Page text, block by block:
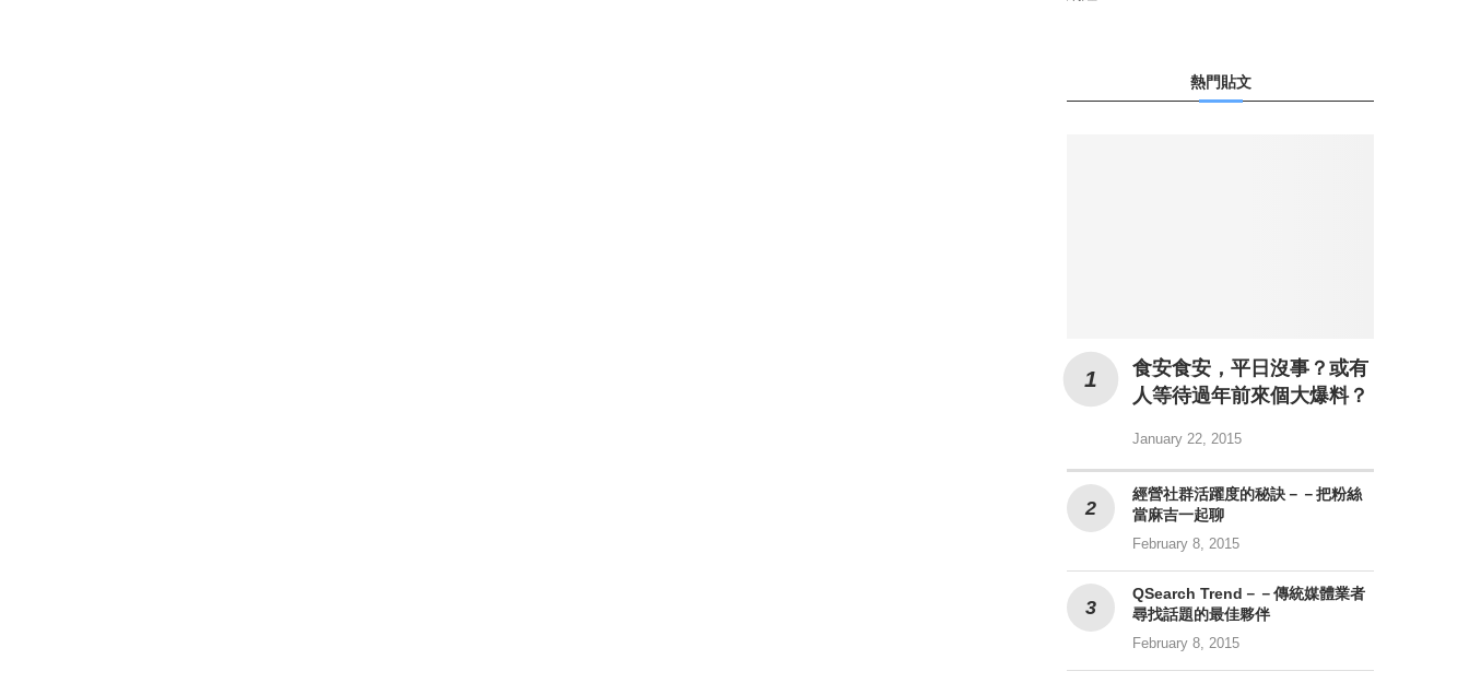
熱門貼文
食安食安，平日沒事？或有
人等待過年前來個大爆料？
January 22, 2015
經營社群活躍度的秘訣－－把粉絲
當麻吉一起聊
February 8, 2015
QSearch Trend－－傳統媒體業者
尋找話題的最佳夥伴
February 8, 2015